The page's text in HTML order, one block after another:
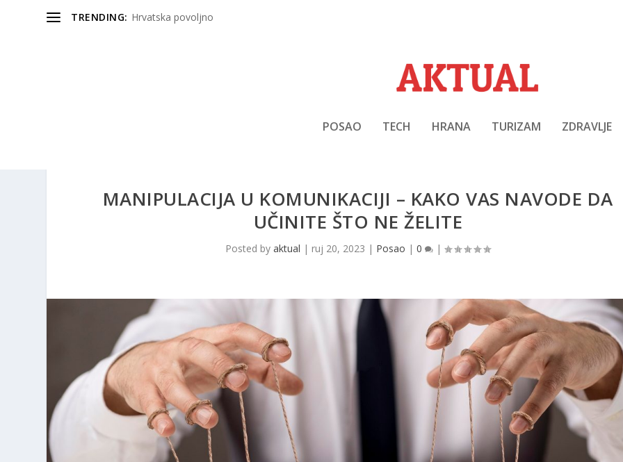
TRENDING: Hrvatska povoljno
POSAO TECH HRANA TURIZAM ZDRAVLJE
MANIPULACIJA U KOMUNIKACIJI – KAKO VAS NAVODE DA
UČINITE ŠTO NE ŽELITE
Posted byaktual | ruj 20, 2023 | Posao |0 |